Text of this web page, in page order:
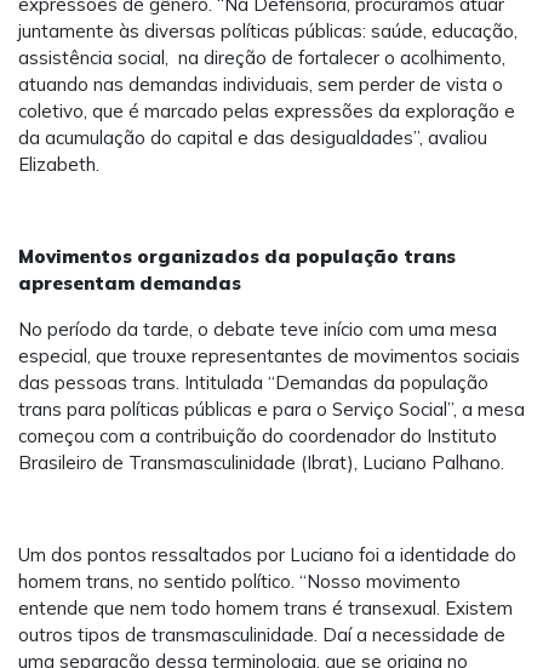
juntamente às diversas políticas públicas: saúde, educação,
assistência social, na direção de fortalecer o acolhimento,
atuando nas demandas individuais, sem perder de vista o
coletivo, que é marcado pelas expressões da exploração e
da acumulação do capital e das desigualdades”, avaliou
Elizabeth.
Movimentos organizados da população trans
apresentam demandas
No período da tarde, o debate teve início com uma mesa
especial, que trouxe representantes de movimentos sociais
das pessoas trans. Intitulada “Demandas da população
trans para políticas públicas e para o Serviço Social”, a mesa
começou com a contribuição do coordenador do Instituto
Brasileiro de Transmasculinidade (Ibrat), Luciano Palhano.
Um dos pontos ressaltados por Luciano foi a identidade do
homem trans, no sentido político. “Nosso movimento
entende que nem todo homem trans é transexual. Existem
outros tipos de transmasculinidade. Daí a necessidade de
uma separação dessa terminologia, que se origina no